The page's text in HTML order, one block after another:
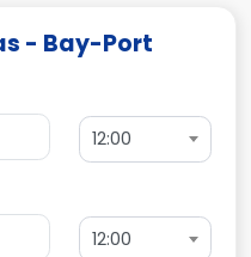
- Bay-Port
12:00
12:00